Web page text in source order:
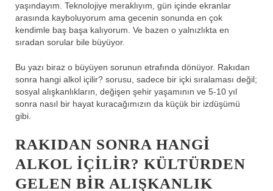
yaşındayım. Teknolojiye meraklıyım, gün içinde ekranlar
arasında kayboluyorum ama gecenin sonunda en çok
kendimle baş başa kalıyorum. Ve bazen o yalnızlıkta en
sıradan sorular bile büyüyor.
Bu yazı biraz o büyüyen sorunun etrafında dönüyor. Rakıdan
sonra hangi alkol içilir? sorusu, sadece bir içki sıralaması değil;
sosyal alışkanlıkların, değişen şehir yaşamının ve 5-10 yıl
sonra nasıl bir hayat kuracağımızın da küçük bir izdüşümü
gibi.
RAKIDAN SONRA HANGI
ALKOL IÇILIR? KÜLTÜRDEN
GELEN BIR ALIŞKANLIK